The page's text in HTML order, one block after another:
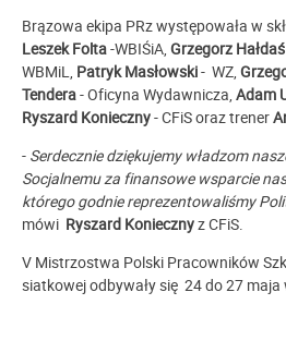
Brązowa ekipa PRz występowała w
Leszek Folta-WBIŚiA, Grzegorz Hałdaś
WBMiL, Patryk Masłowski- WZ,
Tendera- Oficyna Wydawnicza, Adam
Ryszard Konieczny- CFiS oraz trener
- Serdecznie dziękujemy władzom
Socjalnemu za finansowe wsparcie
którego godnie reprezentowaliśmy
mówi Ryszard Koniecznyz CFiS.
V Mistrzostwa Polski Pracowników
siatkowej odbywały się 24 do 27 maja